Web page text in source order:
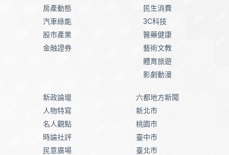
房產動態
汽車綠能
股市產業
金融證券
民生消費
3C科技
醫藥健康
藝術文教
體育旅遊
影劇動漫
新政論壇
人物特寫
名人觀點
時論社評
民意廣場
六都地方新聞
新北市
桃園市
臺中市
臺北市